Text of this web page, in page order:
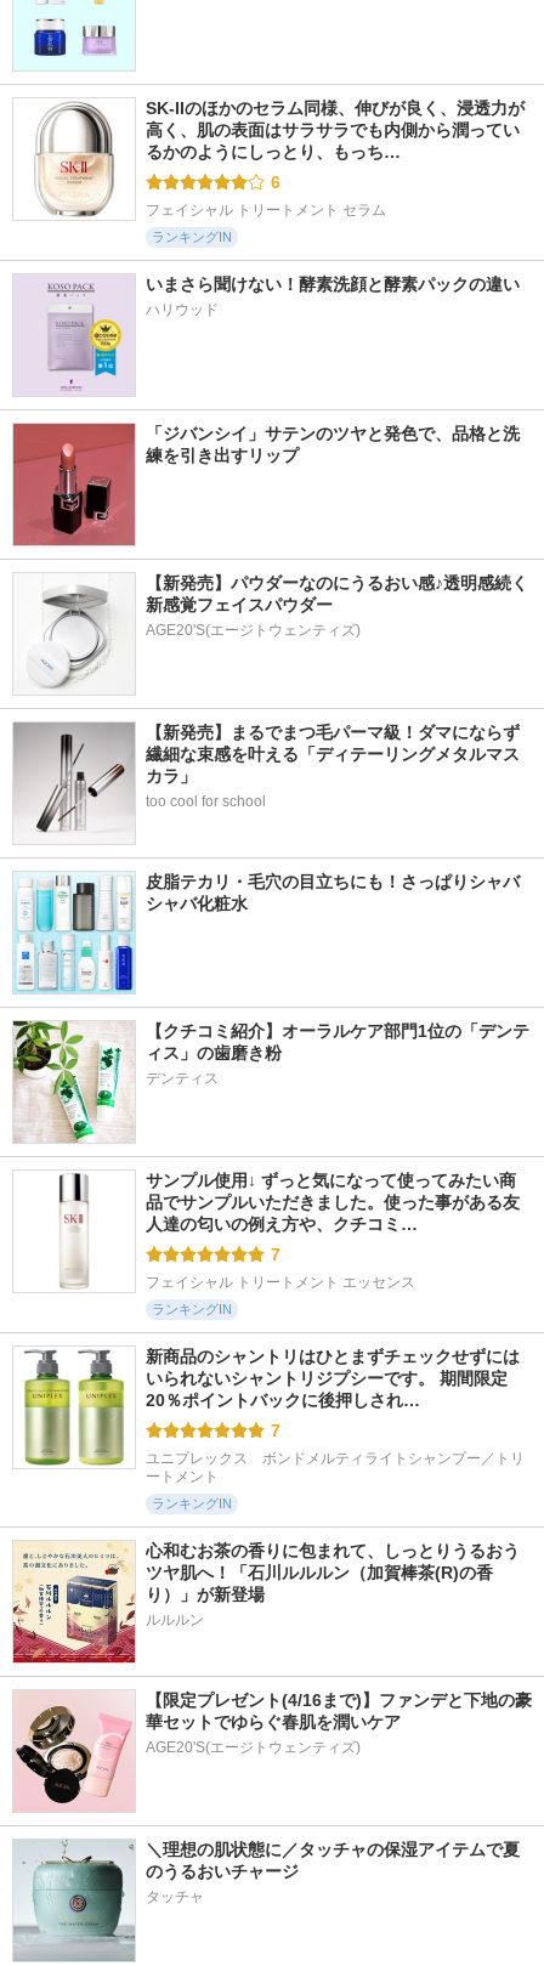
SK-IIのほかのセラム同様、伸びが良く、浸透力が
高く、肌の表面はサラサラでも内側から潤ってい
るかのようにしっとり、もっち…
6
フェイシャル トリートメント セラム
ランキングIN
いまさら聞けない！酵素洗顔と酵素パックの違い
ハリウッド
「ジバンシイ」サテンのツヤと発色で、品格と洗
練を引き出すリップ
【新発売】パウダーなのにうるおい感♪透明感続く
新感覚フェイスパウダー
AGE20'S(エージトウェンティズ)
【新発売】まるでまつ毛パーマ級！ダマにならず
繊細な束感を叶える「ディテーリングメタルマス
カラ」
too cool for school
皮脂テカリ・毛穴の目立ちにも！さっぱりシャバ
シャバ化粧水
【クチコミ紹介】オーラルケア部門1位の「デンテ
ィス」の歯磨き粉
デンティス
サンプル使用↓ ずっと気になって使ってみたい商
品でサンプルいただきました。使った事がある友
人達の匂いの例え方や、クチコミ…
7
フェイシャル トリートメント エッセンス
ランキングIN
新商品のシャントリはひとまずチェックせずには
いられないシャントリジプシーです。 期間限定
20％ポイントバックに後押しされ…
7
ユニプレックス　ボンドメルティライトシャンプー／トリ
ートメント
ランキングIN
心和むお茶の香りに包まれて、しっとりうるおう
ツヤ肌へ！「石川ルルルン（加賀棒茶(R)の香
り）」が新登場
【限定プレゼント(4/16まで)】ファンデと下地の豪
華セットでゆらぐ春肌を潤いケア
AGE20'S(エージトウェンティズ)
＼理想の肌状態に／タッチャの保湿アイテムで夏
のうるおいチャージ
タッチャ